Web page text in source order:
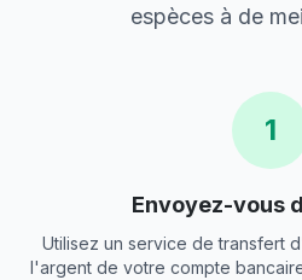
espèces à de
1
Envoyez-vous
Utilisez un service de transfert
l'argent de votre compte